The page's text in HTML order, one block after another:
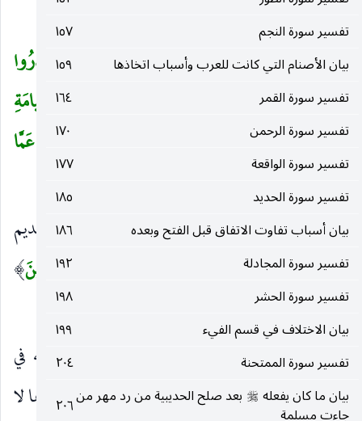
تفسير سورة النجم
١٥٧
بيان الأصنام التي كانت للعرب وأسباب اتخاذها
١٥٩
تفسير سورة القمر
١٦٤
تفسير سورة الرحمن
١٧٠
تفسير سورة الواقعة
١٧٧
تفسير سورة الحديد
١٨٥
بيان أسباب تفاوت الاتفاق قبل الفتح وبعده
١٨٦
تفسير سورة المجادلة
١٩٢
تفسير سورة الحشر
١٩٨
بيان الاختلاف في قسم الفيء
١٩٩
تفسير سورة الممتحنة
٢٠٤
بيان ما كان يفعله صلى‌الله‌عليه‌وسلم بعد صلح الحديبية من رد مهر من
جاءت مسلمة
٢٠٦
الخسران عليه من عطف المسبب على السبب.
(بَلِ اللهَ فَاعْبُدْ وَكُنْ مِنَ الشَّاكِرِينَ
وَما قَدَرُوا
اللهَ حَقَّ قَدْرِهِ وَالْأَرْضُ جَمِيعاً قَبْضَتُهُ يَوْمَ الْقِيامَةِ
وَالسَّماواتُ مَطْوِيَّاتٌ بِيَمِينِهِ سُبْحانَهُ وَتَعالى عَمَّا
يُشْرِكُونَ (٦٧)
(بَلِ اللهَ فَاعْبُدْ)رد لما أمروه به ولولا دلالة التقديم
على الاختصاص لم يكن كذلك.
وَكُنْ مِنَ الشَّاكِرِينَ)
إنعامه عليك وفيه إشارة الى موجب الاختصاص.
وَما قَدَرُوا اللهَ حَقَّ قَدْرِهِ
ما قدروا عظمته في
أنفسهم حق تعظيمه حيث جعلوا له شركاء ووصفوه بما لا